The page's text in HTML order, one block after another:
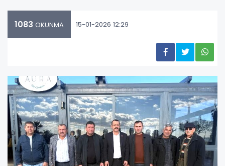
1083 OKUNMA 15-01-2026 12:29